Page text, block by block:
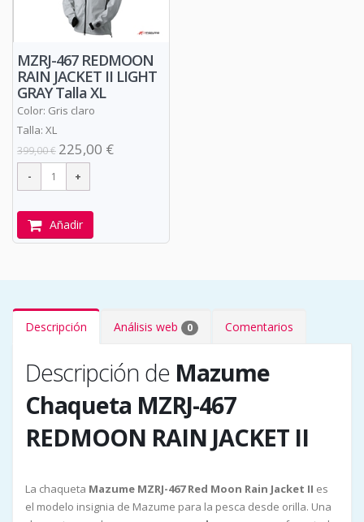
MZRJ-467 REDMOON
RAIN JACKET II LIGHT
GRAY Talla XL
Color: Gris claro
Talla: XL
399,00 € 225,00 €
Añadir
Descripción Análisis web 0 Comentarios
Descripción de Mazume
Chaqueta MZRJ-467
REDMOON RAIN JACKET II
La chaqueta Mazume MZRJ-467 Red Moon Rain Jacket II es
el modelo insignia de Mazume para la pesca desde orilla. Una